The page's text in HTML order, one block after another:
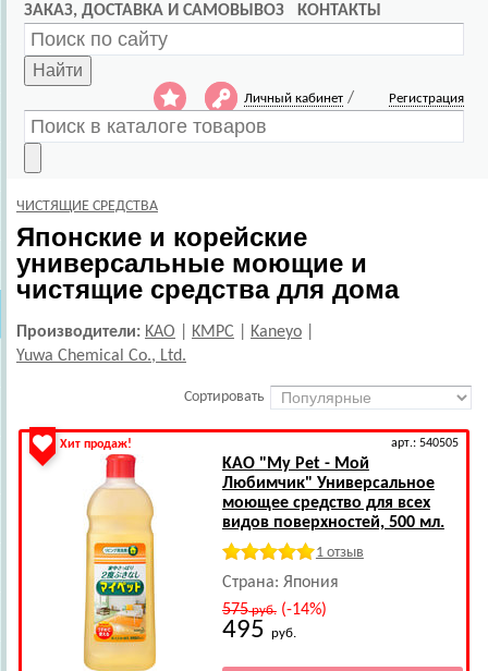
ЗАКАЗ, ДОСТАВКА И САМОВЫВОЗ
КОНТАКТЫ
Найти
Личный кабинет / Регистрация
ЧИСТЯЩИЕ СРЕДСТВА
Японские и корейские
универсальные моющие и
чистящие средства для дома
Производители: KAO KMPC Kaneyo
Yuwa Chemical Co., Ltd.
Сортировать
Хит продаж! арт.: 540505
KAO"My Pet - Мой
Любимчик" Универсальное
моющее средство для всех
видов поверхностей, 500 мл.
1 отзыв
Страна: Япония
575руб.(-14%)
495 руб.